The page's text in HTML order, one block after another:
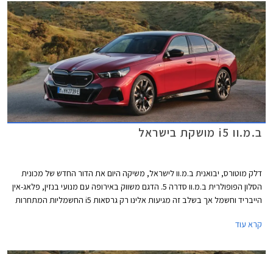
ב.מ.וו i5 מושקת בישראל
דלק מוטורס, יבואנית ב.מ.וו לישראל, משיקה היום את הדור החדש של מכונית
הסלון הפופולרית ב.מ.וו סדרה 5. הדגם משווק באירופה עם מנועי בנזין, פלאג-אין
הייבריד וחשמל אך בשלב זה מגיעות אלינו רק גרסאות i5 החשמליות המתחרות
קרא עוד